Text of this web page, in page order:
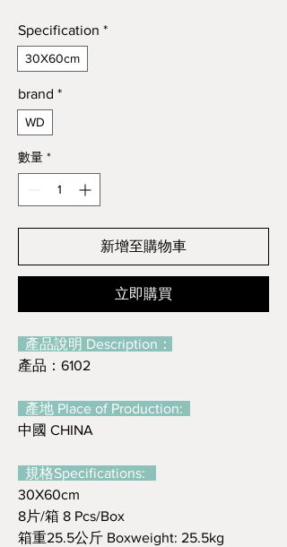
Specification *
30X60cm
brand *
WD
數量 *
新增至購物車
立即購買
產品說明 Description：
產品：6102
產地 Place of Production:
中國 CHINA
規格Specifications:
30X60cm
8片/箱 8 Pcs/Box
箱重25.5公斤 Boxweight: 25.5kg